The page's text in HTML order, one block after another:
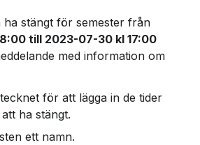
ha stängt för semester från
till 2023-07-30 kl 17:00
med information om
för att lägga in de tider
ha stängt.
ett namn.